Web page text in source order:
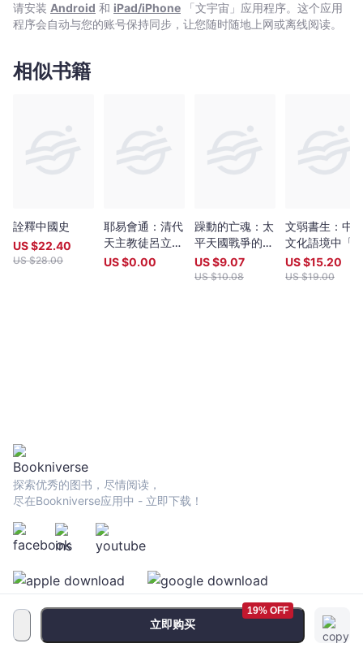
请安装 Android 和 iPad/iPhone 「文宇宙」应用程序。这个应用
程序会自动与您的账号保持同步，让您随时随地上网或离线阅读。
相似书籍
詮釋中國史
US $22.40
US $28.00
耶易會通：清代
天主教徒呂立本
《易經本旨》研
US $0.00
躁動的亡魂：太
平天國戰爭的暴
力,失序與死亡
US $9.07
US $10.08
文弱書生：中
文化語境中「
子」的權力與
性氣概
US $15.20
US $19.00
立即购买
19% OFF
探索优秀的图书，尽情阅读，
尽在Bookniverse应用中 - 立即下载！